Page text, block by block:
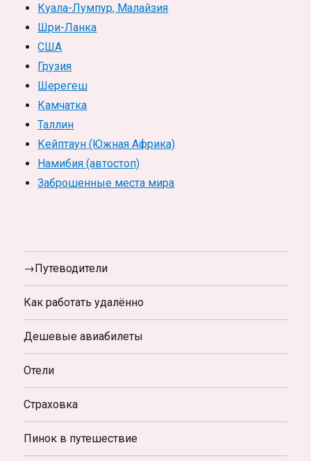
Куала-Лумпур, Малайзия
Шри-Ланка
США
Грузия
Шерегеш
Камчатка
Таллин
Кейптаун (Южная Африка)
Намибия (автостоп)
Заброшенные места мира
→Путеводители
Как работать удалённо
Дешевые авиабилеты
Отели
Страховка
Пинок в путешествие